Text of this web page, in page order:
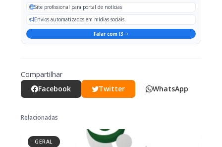
Site profissional para portal de notícias
Envios automatizados em mídias sociais
Falar com I3
Compartilhar
Facebook
Twitter WhatsApp
Relacionadas
GERAL